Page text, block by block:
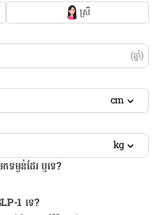
ស្រី
(ឆ្នាំ)
cm
kg
ម្ងន់ដែរ ឬទេ?
1 ទេ?